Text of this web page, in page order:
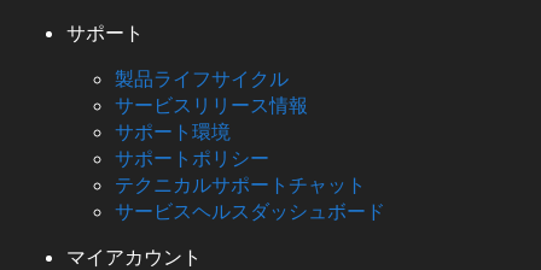
サポート
製品ライフサイクル
サービスリリース情報
サポート環境
サポートポリシー
テクニカルサポートチャット
サービスヘルスダッシュボード
マイアカウント